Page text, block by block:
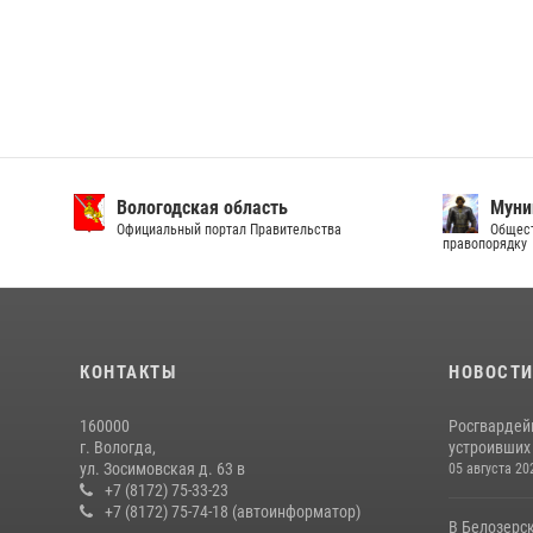
Вологодская область
Официальный портал Правительства
правопорядку
КОНТАКТЫ
160000
г. Вологда,
ул. Зосимовская д. 63 в
+7 (8172) 75-33-23
+7 (8172) 75-74-18 (автоинформатор)
НОВОСТИ
05 августа
В